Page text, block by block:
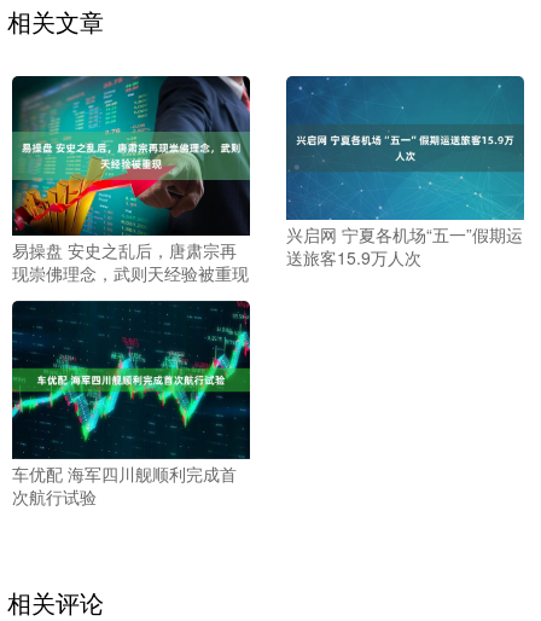
相关文章
易操盘 安史之乱后，唐肃宗再
现崇佛理念，武则天经验被重现
兴启网 宁夏各机场“五一”假期运
送旅客15.9万人次
车优配 海军四川舰顺利完成首
次航行试验
相关评论